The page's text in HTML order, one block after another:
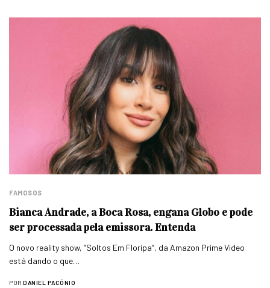
FAMOSOS
Bianca Andrade, a Boca Rosa, engana Globo e pode
ser processada pela emissora. Entenda
O novo reality show, “Soltos Em Floripa“, da Amazon Prime Video
está dando o que…
POR DANIEL PACÔNIO